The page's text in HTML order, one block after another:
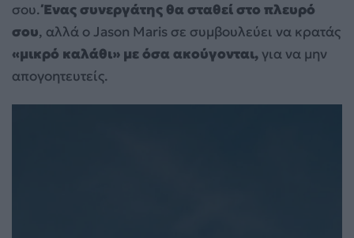
σου.Ένας συνεργάτης θα σταθεί στο πλευρό
σου, αλλά ο Jason Maris σε συμβουλεύει να κρατάς
«μικρό καλάθι» με όσα ακούγονται, για να μην
απογοητευτείς.